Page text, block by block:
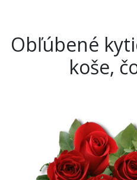
Obľúbené
koše,